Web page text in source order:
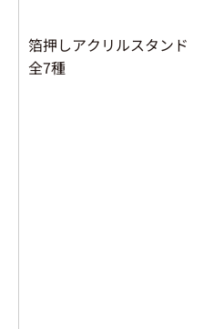
箔押しアクリルスタンド
全7種